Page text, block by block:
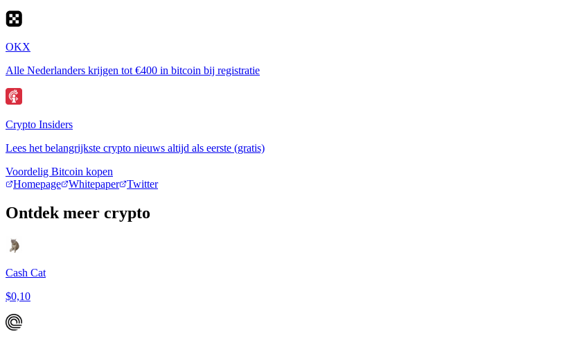
OKX
Alle Nederlanders krijgen tot €400 in bitcoin bij registratie
Crypto Insiders
Lees het belangrijkste crypto nieuws altijd als eerste (gratis)
Voordelig Bitcoin kopen
Homepage
Whitepaper Twitter
Ontdek meer crypto
Cash Cat
$0,10